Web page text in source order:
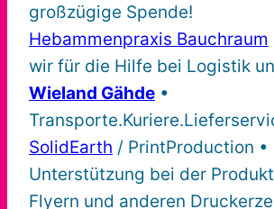
großzügige Spende!
Hebammenpraxis Bauchraum
wir für die Hilfe bei Logistik
Wieland Gähde •
SolidEarth / PrintProduction •
Unterstützung bei der
Flyern und anderen